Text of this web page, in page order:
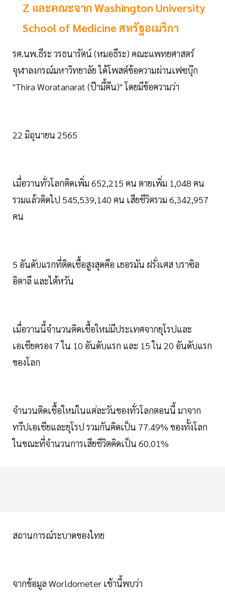
Z และคณะจาก Washington University
School of Medicine สหรัฐอเมริกา
รศ.นพ.ธีระ วรธนารัตน์ (หมอธีระ) คณะแพทยศาสตร์
จุฬาลงกรณ์มหาวิทยาลัย ได้โพสต์ข้อความผ่านเฟซบุ๊ก
"Thira Woratanarat (ป๊ามี้คีน)" โดยมีข้อความว่า
22 มิถุนายน 2565
เมื่อวานทั่วโลกติดเพิ่ม 652,215 คน ตายเพิ่ม 1,048 คน
รวมแล้วติดไป 545,539,140 คน เสียชีวิตรวม 6,342,957
คน
5 อันดับแรกที่ติดเชื้อสูงสุดคือ เยอรมัน ฝรั่งเศส บราซิล
อิตาลี และไต้หวัน
เมื่อวานนี้จำนวนติดเชื้อใหม่มีประเทศจากยุโรปและ
เอเชียครอง 7 ใน 10 อันดับแรก และ 15 ใน 20 อันดับแรก
ของโลก
จำนวนติดเชื้อใหม่ในแต่ละวันของทั่วโลกตอนนี้ มาจาก
ทวีปเอเชียและยุโรป รวมกันคิดเป็น 77.49% ของทั้งโลก
ในขณะที่จำนวนการเสียชีวิตคิดเป็น 60.01%
สถานการณ์ระบาดของไทย
จากข้อมูล Worldometer เช้านี้พบว่า